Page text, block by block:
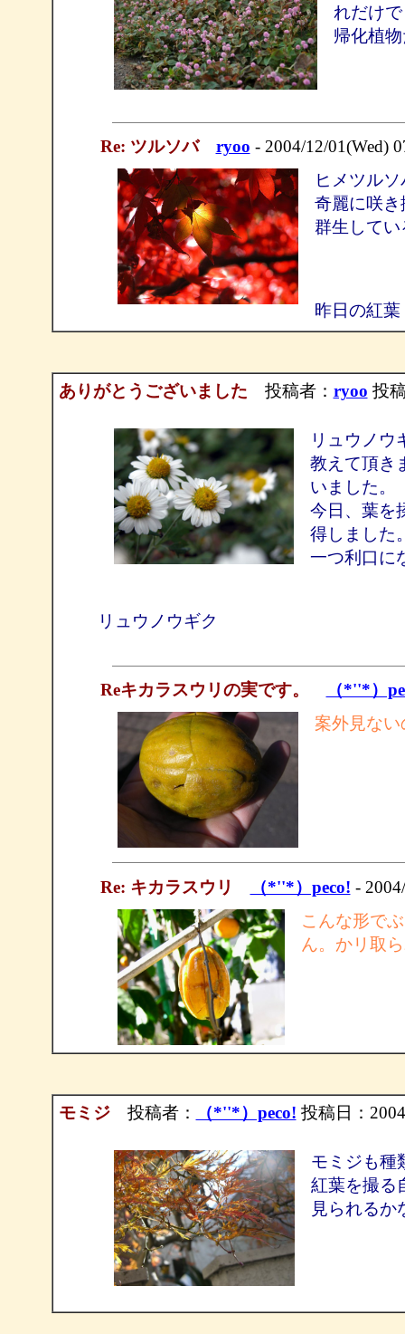
れだけ
帰化植
Re: ツルソバ ryoo - 2004/12/01(Wed)
ヒメツル
奇麗に咲
群生して
昨日の紅葉
ありがとうございました 投稿者： ryoo 投
リュウノウ
教えて頂き
いました。
今日、葉を
得しました
一つ利口に
リュウノウギク
Reキカラスウリの実です。
（*''*）
案外見な
Re: キカラスウリ （*''*）peco! -
こんな形で
ん。かリ取
モミジ投稿者： （*''*）peco! 投稿日：
モミジも種
紅葉を撮る
見られるか